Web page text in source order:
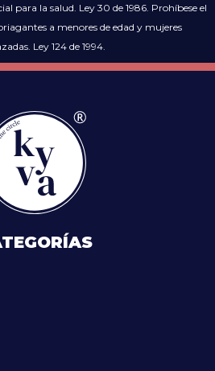
para la salud. Ley 30 de 1986. Prohíbese el
a menores de edad y mujeres
Ley 124 de 1994.